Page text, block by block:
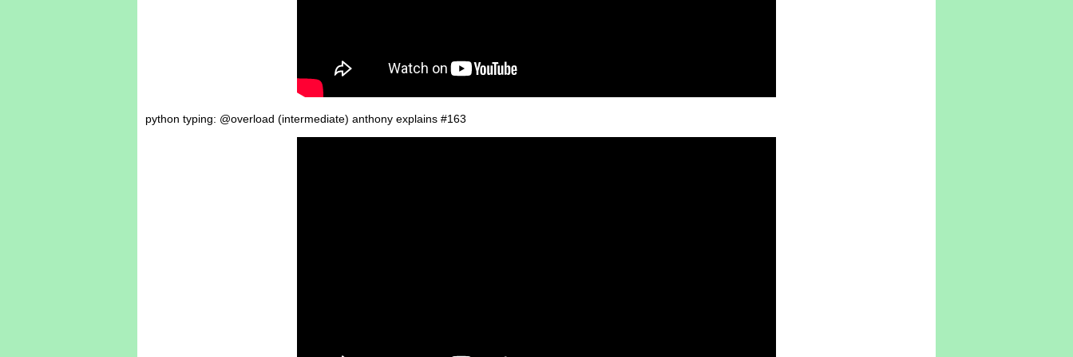
python typing: @overload (intermediate) anthony explains #163